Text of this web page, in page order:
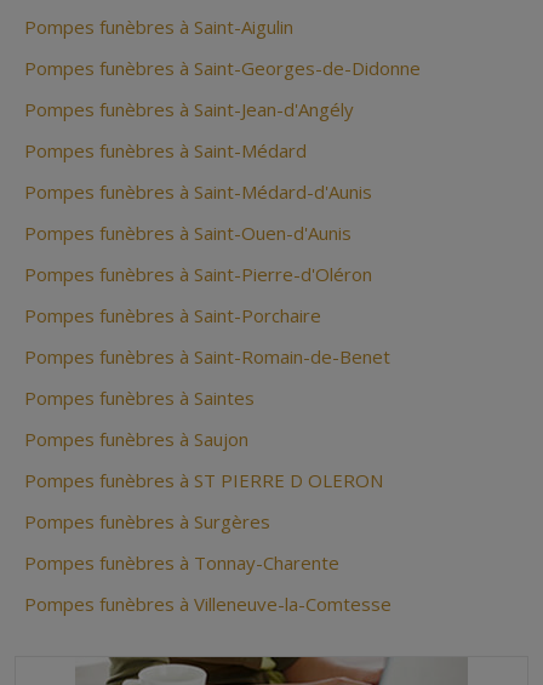
Pompes funèbres à Saint-Aigulin
Pompes funèbres à Saint-Georges-de-Didonne
Pompes funèbres à Saint-Jean-d'Angély
Pompes funèbres à Saint-Médard
Pompes funèbres à Saint-Médard-d'Aunis
Pompes funèbres à Saint-Ouen-d'Aunis
Pompes funèbres à Saint-Pierre-d'Oléron
Pompes funèbres à Saint-Porchaire
Pompes funèbres à Saint-Romain-de-Benet
Pompes funèbres à Saintes
Pompes funèbres à Saujon
Pompes funèbres à ST PIERRE D OLERON
Pompes funèbres à Surgères
Pompes funèbres à Tonnay-Charente
Pompes funèbres à Villeneuve-la-Comtesse